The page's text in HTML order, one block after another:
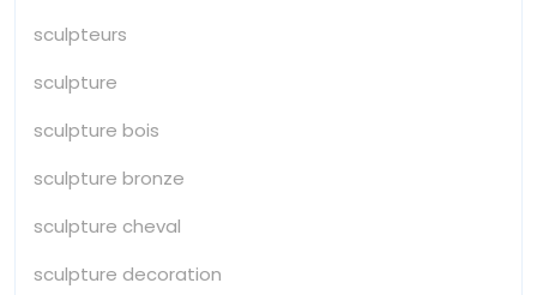
sculpteurs
sculpture
sculpture bois
sculpture bronze
sculpture cheval
sculpture decoration